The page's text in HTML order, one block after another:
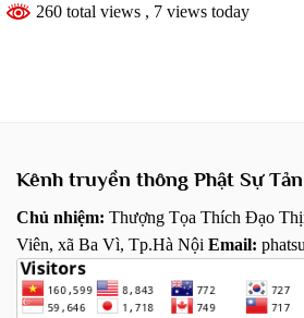
260 total views , 7 views today
Kênh truyền thông Phật Sự
Chủ nhiệm: Thượng Tọa Thích Đạo
Viên, xã Ba Vì, Tp.Hà Nội Email: